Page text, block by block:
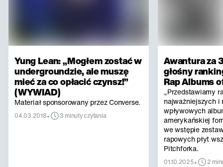
Yung Lean: „Mogłem zostać w
undergroundzie, ale muszę
mieć za co opłacić czynsz!”
(WYWIAD)
Materiał sponsorowany przez Converse.
04.03.2018• 3 minuty czytania
Awantura za
głośny
Rap Albums
„Przedstawiamy
najważniejszych i
wpływowych
amerykańskiej
we wstępie
rapowych płyt
Pitchforka.
01.10.2025•
2